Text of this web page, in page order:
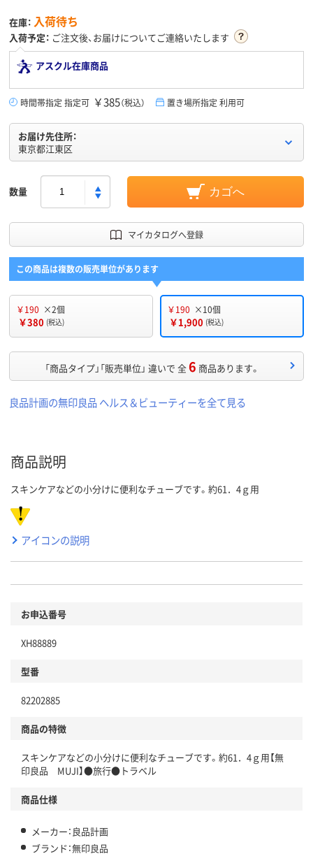
在庫： 入荷待ち
入荷予定： ご注文後、お届けについてご連絡いたします
アスクル在庫商品
時間帯指定 指定可 ￥385（税込） 置き場所指定 利用可
お届け先住所：
東京都江東区
数量 カゴへ
マイカタログへ登録
この商品は複数の販売単位があります
￥190 ×2個
￥380 (税込)
￥190 ×10個
￥1,900 (税込)
「商品タイプ」「販売単位」 違いで 全6 商品あります。
良品計画の無印良品 ヘルス＆ビューティーを全て見る
商品説明
スキンケアなどの小分けに便利なチューブです。約61．4ｇ用
アイコンの説明
お申込番号
XH88889
型番
82202885
商品の特徴
スキンケアなどの小分けに便利なチューブです。約61．4ｇ用【無
印良品 MUJI】●旅行●トラベル
商品仕様
メーカー：良品計画
ブランド：無印良品